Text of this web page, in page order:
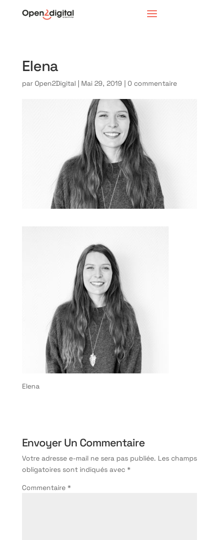
Elena
par Open2Digital| Mai 29, 2019 | 0 commentaire
Elena
Envoyer Un Commentaire
Votre adresse e-mail ne sera pas publiée. Les champs
obligatoires sont indiqués avec *
Commentaire *